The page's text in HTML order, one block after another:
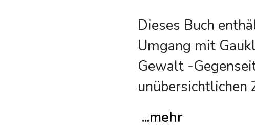
Dieses Buch
Umgang mit
Gewalt -
unübersichtlichen
...mehr